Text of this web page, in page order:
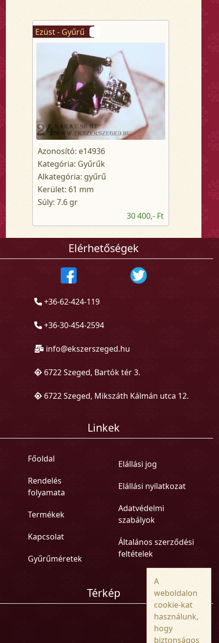
Ezüst - Gyűrű
Azonosító: e14936
Kategória: Gyűrűk
Alkategória: gyűrű
Kerület: 61 mm
Súly: 7.6 gr
30 400,- Ft
Elérhetőségek
+36-62-424-119
+36-30-454-2594
info@ekszerszeged.hu
6722 Szeged, Bartók tér 3.
6722 Szeged, Mikszáth Kálmán utca 12.
Linkek
Főoldal
Rendelés
folyamata
Termékek
Kapcsolat
Gyűrűméretek
Elállási jog
Elállási nyilatkozat
Adatvédelmi
szabályok
Általános szerződési
feltételek
Térkép
A
weboldalon
cookie-kat
használunk,
hogy
biztonságos